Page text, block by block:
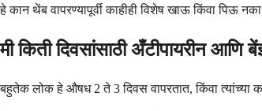
हे कान थेंब वापरण्यापूर्वी काहीही विशेष खाऊ किंवा पिऊ
मी किती दिवसांसाठी अँटीपायरीन
बहुतेक लोक हे औषध 2 ते 3 दिवस वापरतात, किंवा त्यांच्या